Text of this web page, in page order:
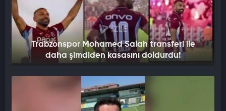
İZLE
Trabzonspor Mohamed Salah transferi ile
daha şimdiden kasasını doldurdu!